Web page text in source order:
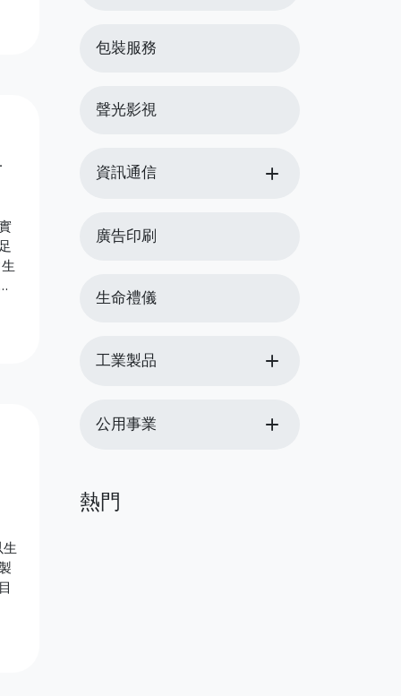
包裝服務
聲光影視
資訊通信 add
廣告印刷
生命禮儀
工業製品 add
公用事業 add
熱門